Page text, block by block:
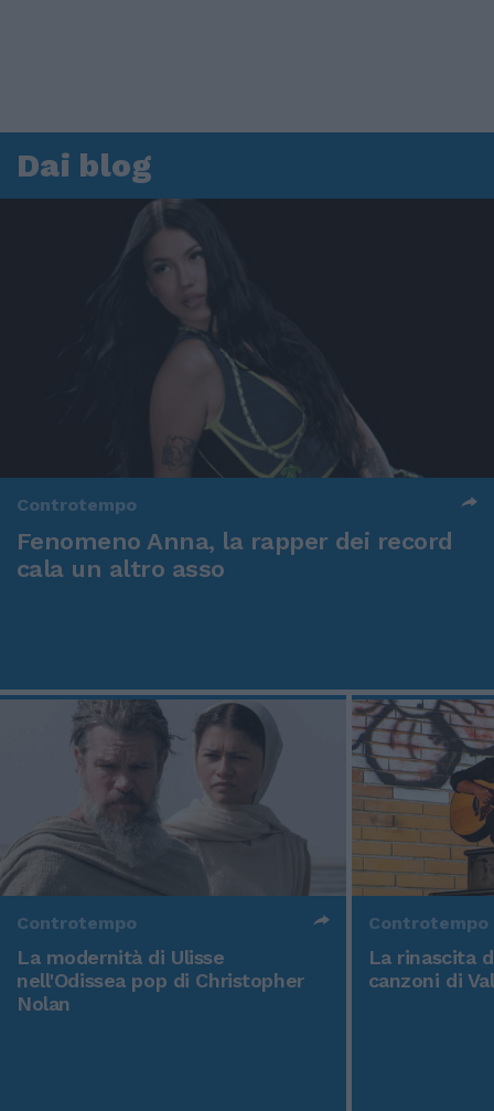
Dai blog
Controtempo
Fenomeno Anna, la rapper dei record
cala un altro asso
Controtempo
La modernità di Ulisse
nell'Odissea pop di Christopher
Nolan
Controtempo
La rinascita
canzoni di